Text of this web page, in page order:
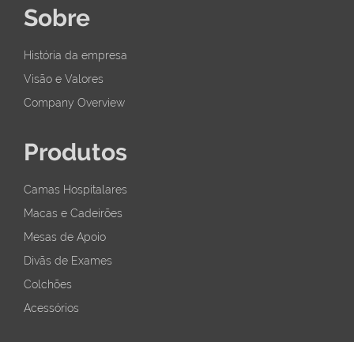
Sobre
História da empresa
Visão e Valores
Company Overview
Produtos
Camas Hospitalares
Macas e Cadeirões
Mesas de Apoio
Divãs de Exames
Colchões
Acessórios